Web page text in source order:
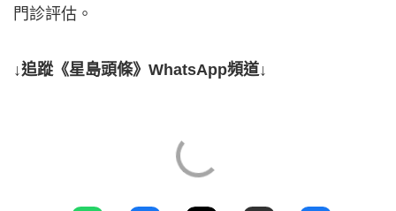
門診評估。
↓追蹤《星島頭條》WhatsApp頻道↓